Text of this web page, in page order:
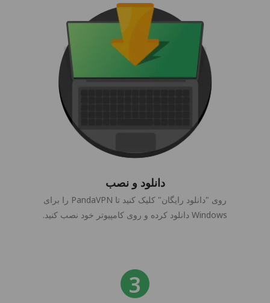
دانلود و نصب
روی "دانلود رایگان" کلیک کنید تا PandaVPN را برای
Windows دانلود کرده و روی کامپیوتر خود نصب کنید.